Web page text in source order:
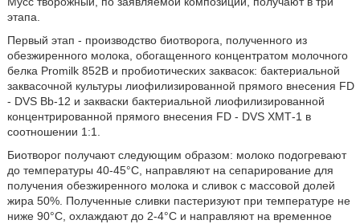
этапа.
Первый этап - производство биотворога, полученного из
обезжиренного молока, обогащенного концентратом молочного
белка Promilk 852В и пробиотических заквасок: бактериальной
заквасочной культуры лиофилизированной прямого внесения FD
- DVS Bb-12 и закваски бактериальной лиофилизированной
концентрированной прямого внесения FD - DVS ХМТ-1 в
соотношении 1:1.
Биотворог получают следующим образом: молоко подогревают
до температуры 40-45°С, направляют на сепарирование для
получения обезжиренного молока и сливок с массовой долей
жира 50%. Полученные сливки пастеризуют при температуре не
ниже 90°С, охлаждают до 2-4°С и направляют на временное